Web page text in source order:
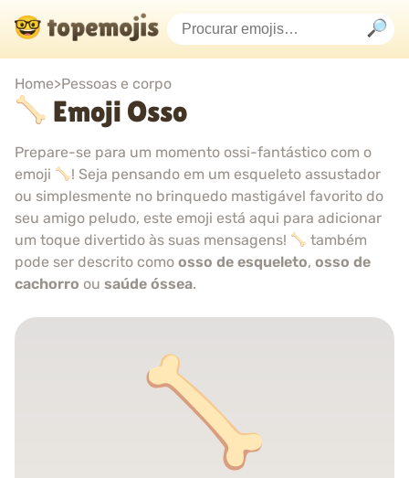
Home>Pessoas e corpo
Emoji Osso
Prepare-se para um momento ossi-fantástico com o
emoji
! Seja pensando em um esqueleto assustador
ou simplesmente no brinquedo mastigável favorito do
seu amigo peludo, este emoji está aqui para adicionar
um toque divertido às suas mensagens!
também
pode ser descrito como osso de esqueleto, osso de
cachorro ou saúde óssea.